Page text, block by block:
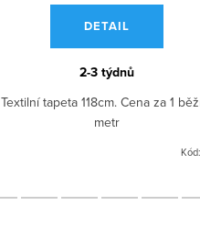
DETAIL
2-3 týdnů
Textilní tapeta 118cm. Cena za 1
metr
Kód: